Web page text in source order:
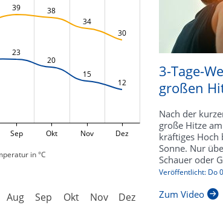
39
38
34
30
23
20
15
12
Sep Okt Nov Dez
in °C
Aug Sep Okt Nov Dez
3-Tage-
großen
Nach der
große Hitze
kräftiges Hoch
Sonne. Nur
Schauer oder
Veröffentlicht: Do
Zum Video